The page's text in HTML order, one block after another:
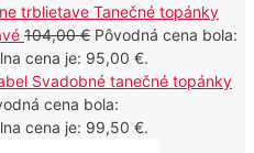
Tanečné topánky
104,00€ Pôvodná cena bola:
cena je: 95,00 €.
Svadobné tanečné topánky
cena bola:
cena je: 99,50 €.